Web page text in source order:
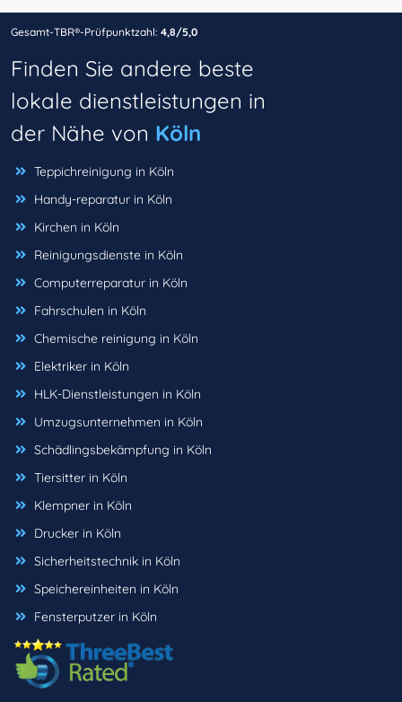
Gesamt-TBR®-Prüfpunktzahl: 4,8/5,0
Finden Sie andere beste
lokale dienstleistungen in
der Nähe von Köln
Teppichreinigung in Köln
Handy-reparatur in Köln
Kirchen in Köln
Reinigungsdienste in Köln
Computerreparatur in Köln
Fahrschulen in Köln
Chemische reinigung in Köln
Elektriker in Köln
HLK-Dienstleistungen in Köln
Umzugsunternehmen in Köln
Schädlingsbekämpfung in Köln
Tiersitter in Köln
Klempner in Köln
Drucker in Köln
Sicherheitstechnik in Köln
Speichereinheiten in Köln
Fensterputzer in Köln